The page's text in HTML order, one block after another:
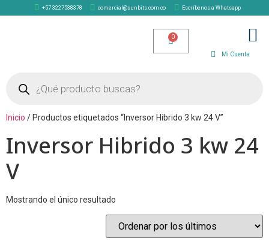
+57 3227538378 comercial@sunbits.com.co Escríbenos a Whatsapp
Mi Cuenta
Inicio / Productos etiquetados “Inversor Hibrido 3 kw 24 V”
Inversor Hibrido 3 kw 24
V
Mostrando el único resultado